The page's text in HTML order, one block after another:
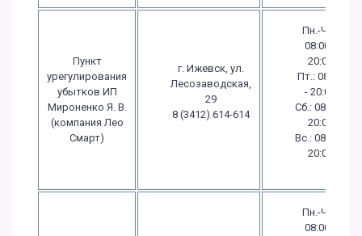
Пункт
урегулирования
убытков ИП
Мироненко Я. В.
(компания Лео
Смарт)
г. Ижевск, ул.
Лесозаводская,
29
8 (3412) 614-614
Пн.-Чт.:
08:00 -
20:00
Пт.: 08:00
- 20:00
Сб.: 08:00 -
20:00
Вс.: 08:00 -
20:00
Пн.-Чт.:
08:00 -